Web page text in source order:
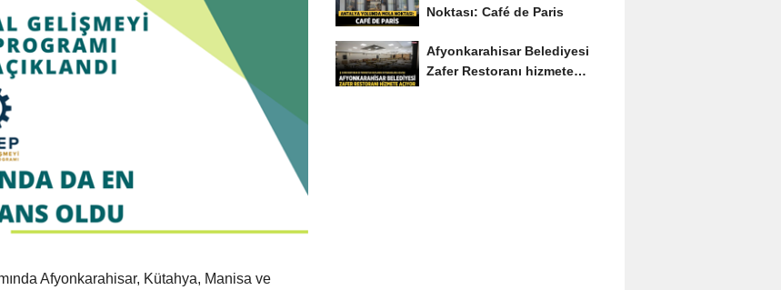
Afyonkarahisar, Kütahya, Manisa ve
Noktası: Café de Paris
Afyonkarahisar Belediyesi
Zafer Restoranı hizmete